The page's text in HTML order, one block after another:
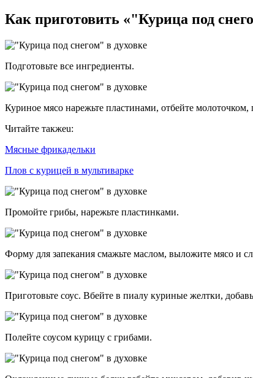
Как приготовить «"Курица под
Подготовьте все ингредиенты.
Куриное мясо нарежьте пластинами, отбейте молоточком,
Читайте такжеu:
Мясные фрикадельки
Плов с курицей в мультиварке
Промойте грибы, нарежьте пластинками.
Форму для запекания смажьте маслом, выложите мясо и
Приготовьте соус. Вбейте в пиалу куриные желтки,
Полейте соусом курицу с грибами.